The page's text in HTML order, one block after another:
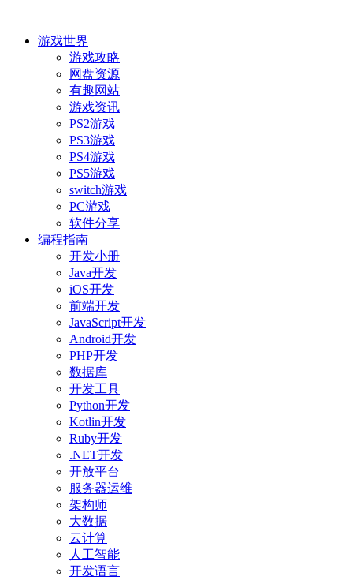
游戏世界
游戏攻略
网盘资源
有趣网站
游戏资讯
PS2游戏
PS3游戏
PS4游戏
PS5游戏
switch游戏
PC游戏
软件分享
编程指南
开发小册
Java开发
iOS开发
前端开发
JavaScript开发
Android开发
PHP开发
数据库
开发工具
Python开发
Kotlin开发
Ruby开发
.NET开发
开放平台
服务器运维
架构师
大数据
云计算
人工智能
开发语言